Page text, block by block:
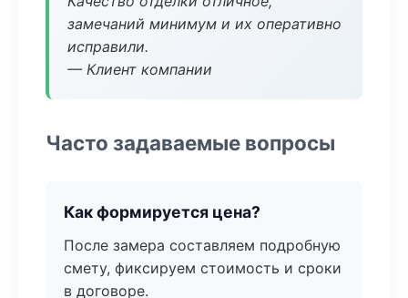
замечаний минимум и их оперативно
исправили.
— Клиент компании
Часто задаваемые вопросы
Как формируется цена?
После замера составляем подробную
смету, фиксируем стоимость и сроки
в договоре.